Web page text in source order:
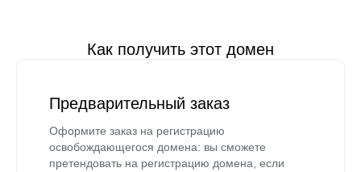
Как получить этот домен
Предварительный заказ
Оформите заказ на регистрацию
освобождающегося домена: вы сможете
претендовать на регистрацию домена, если